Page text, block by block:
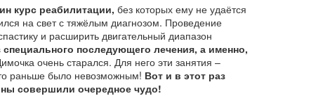
курс реабилитации, без которых ему не удаётся
на свет с тяжёлым диагнозом. Проведение
и расширить двигательный диапазон
последующего лечения, а именно,
очень старался. Для него эти занятия –
раньше было невозможным! Вот и в этот раз
совершили очередное чудо!